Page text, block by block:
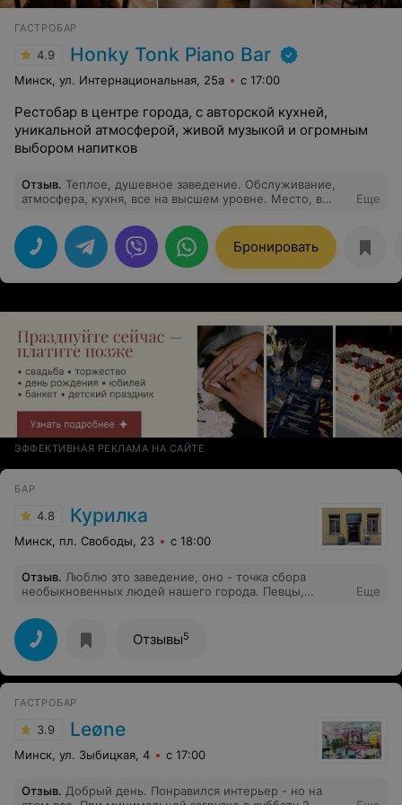
ГАСТРОБАР
4.9 Honky Tonk Piano Bar
Минск, ул. Интернациональная, 25а с 17:00
Рестобар в центре города, с авторской кухней,
уникальной атмосферой, живой музыкой и огромным
выбором напитков
Отзыв. Теплое, душевное заведение. Обслуживание,
атмосфера, кухня, все на высшем уровне. Место, в
Еще
Бронировать
ЭФФЕКТИВНАЯ РЕКЛАМА НА САЙТЕ
БАР
4.8 Курилка
Минск, пл. Свободы, 23 с 18:00
Отзыв. Люблю это заведение, оно - точка сбора
необыкновенных людей нашего города. Певцы,
фотографы, танцовщицы, спортсмены, телеведущие,
дизайнеры, модели, стилисты - все здесь. Всегда
весело. Всегда интересно.
Еще
Отзывы5
ГАСТРОБАР
3.9 Leøne
Минск, ул. Зыбицкая, 4 с 17:00
Отзыв. Добрый день. Понравился интерьер - но на